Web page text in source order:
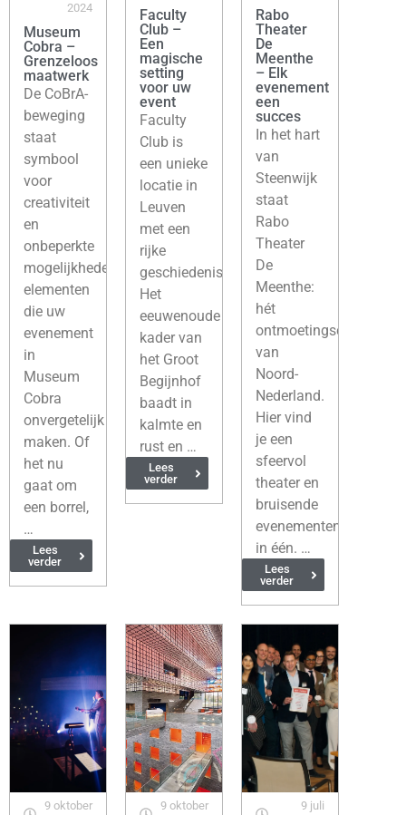
2024
Museum
Cobra –
Grenzeloos
maatwerk
De CoBrA-
beweging
staat
symbool
voor
creativiteit
en
onbeperkte
mogelijkheden;
elementen
die uw
evenement
in
Museum
Cobra
onvergetelijk
maken. Of
het nu
gaat om
een borrel,
…
Lees
verder
Faculty
Club –
Een
magische
setting
voor uw
event
Faculty
Club is
een unieke
locatie in
Leuven
met een
rijke
geschiedenis.
Het
eeuwenoude
kader van
het Groot
Begijnhof
baadt in
kalmte en
rust en …
Lees
verder
Rabo
Theater
De
Meenthe
– Elk
evenement
een
succes
In het hart
van
Steenwijk
staat
Rabo
Theater
De
Meenthe:
hét
ontmoetingscentrum
van
Noord-
Nederland.
Hier vind
je een
sfeervol
theater en
bruisende
evenementenlocatie
in één. …
Lees
verder
9 oktober 9 oktober 9 juli